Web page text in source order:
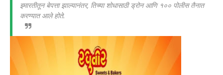
इमारतीतून बेपत्ता झाल्यानंतर, तिच्या शोधासाठी ड्रोन आणि १०० पोलीस तैनात
करण्यात आले होते.